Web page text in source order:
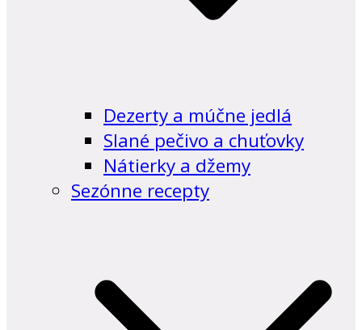
Dezerty a múčne jedlá
Slané pečivo a chuťovky
Nátierky a džemy
Sezónne recepty